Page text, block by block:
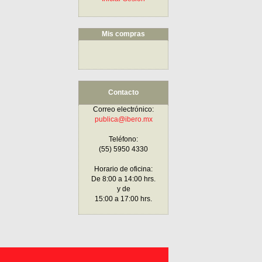
Mis compras
Contacto
Correo electrónico:
publica@ibero.mx
Teléfono:
(55) 5950 4330
Horario de oficina:
De 8:00 a 14:00 hrs.
y de
15:00 a 17:00 hrs.